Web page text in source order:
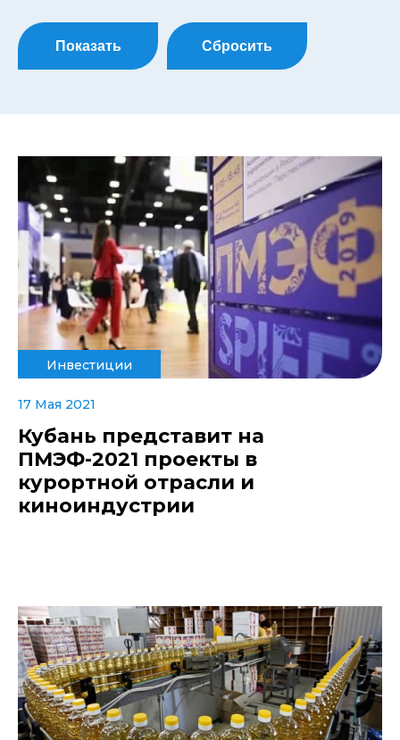
Показать Сбросить
Инвестиции
17 Мая 2021
Кубань представит на
ПМЭФ-2021 проекты в
курортной отрасли и
киноиндустрии